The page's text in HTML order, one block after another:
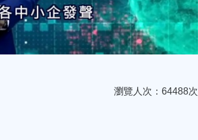
瀏覽人次：64488次